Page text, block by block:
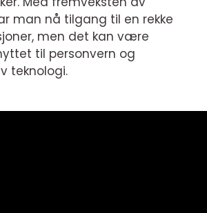
man nå tilgang til en rekke
men det kan være
til personvern og
teknologi.